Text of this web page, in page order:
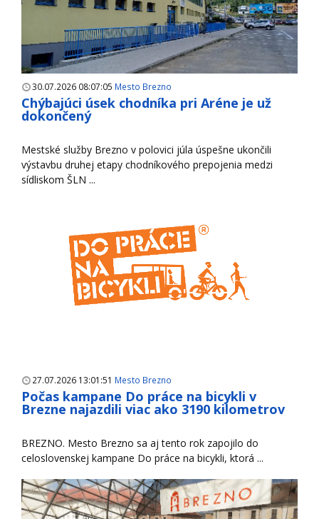
30.07.2026 08:07:05 Mesto Brezno
Chýbajúci úsek chodníka pri Aréne je už
dokončený
Mestské služby Brezno v polovici júla úspešne ukončili
výstavbu druhej etapy chodníkového prepojenia medzi
sídliskom ŠLN ...
27.07.2026 13:01:51 Mesto Brezno
Počas kampane Do práce na bicykli v
Brezne najazdili viac ako 3190 kilometrov
BREZNO. Mesto Brezno sa aj tento rok zapojilo do
celoslovenskej kampane Do práce na bicykli, ktorá ...